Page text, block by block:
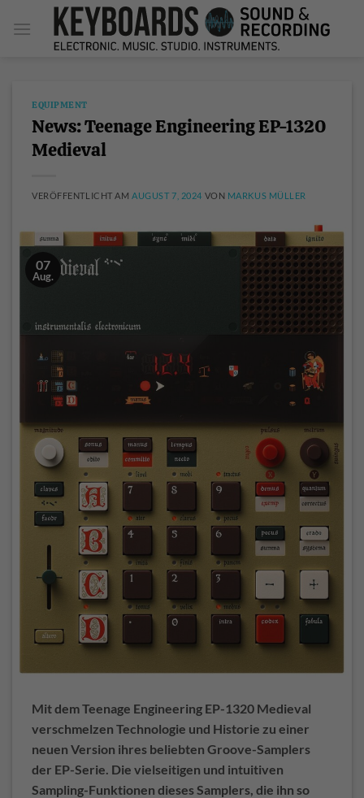
Inhalt
EQUIPMENT
News: Teenage Engineering EP-1320
Medieval
VERÖFFENTLICHT AM AUGUST 7, 2024 VON MARKUS MÜLLER
07
Aug.
Mit dem Teenage Engineering EP-1320 Medieval
verschmelzen Technologie und Historie zu einer
neuen Version ihres beliebten Groove-Samplers
der EP-Serie. Die vielseitigen und intuitiven
Sampling-Funktionen dieses Samplers, die ihn so